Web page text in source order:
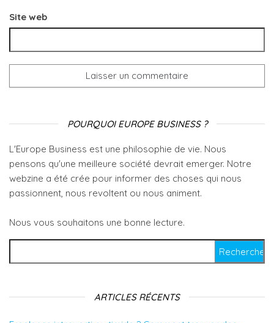
Site web
POURQUOI EUROPE BUSINESS ?
L'Europe Business est une philosophie de vie. Nous
pensons qu'une meilleure société devrait emerger. Notre
webzine a été crée pour informer des choses qui nous
passionnent, nous revoltent ou nous animent.
Nous vous souhaitons une bonne lecture.
ARTICLES RÉCENTS